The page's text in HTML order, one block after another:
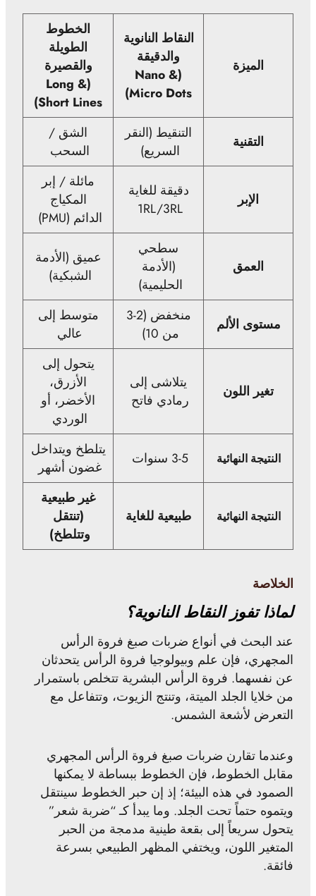
الميزة
النقاط النانوية
والدقيقة
(Nano &
Micro Dots)
الخطوط
الطويلة
والقصيرة
(Long &
Short Lines)
التقنية
التنقيط (النقر
السريع)
الشق /
السحب
الإبر
دقيقة للغاية
1RL/3RL
مائلة / إبر
المكياج
الدائم (PMU)
العمق
سطحي
(الأدمة
الحليمية)
عميق (الأدمة
الشبكية)
مستوى الألم
منخفض (2-3
من 10)
متوسط إلى
عالي
تغير اللون
يتلاشى إلى
رمادي فاتح
يتحول إلى
الأزرق،
الأخضر، أو
الوردي
النتيجة النهائية 3-5 سنوات
يتلطخ ويتداخل
غضون أشهر
النتيجة النهائية طبيعية للغاية
غير طبيعية
(تنتقل
وتتلطخ)
الخلاصة
لماذا تفوز النقاط النانوية؟
عند البحث في أنواع ضربات صبغ فروة الرأس
المجهري، فإن علم وبيولوجيا فروة الرأس يتحدثان
عن نفسهما. فروة الرأس البشرية تتخلص باستمرار
من خلايا الجلد الميتة، وتنتج الزيوت، وتتفاعل مع
التعرض لأشعة الشمس.
وعندما تقارن ضربات صبغ فروة الرأس المجهري
مقابل الخطوط، فإن الخطوط ببساطة لا يمكنها
الصمود في هذه البيئة؛ إذ إن حبر الخطوط سينتقل
ويتموه حتماً تحت الجلد. وما يبدأ كـ “ضربة شعر”
يتحول سريعاً إلى بقعة طينية مدمجة من الحبر
المتغير اللون، ويختفي المظهر الطبيعي بسرعة
فائقة.